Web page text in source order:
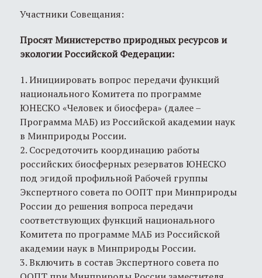
Участники Совещания:
Просят Министерство природных ресурсов и
экологии Российской Федерации:
1. Инициировать вопрос передачи функций
национального Комитета по программе
ЮНЕСКО «Человек и биосфера» (далее –
Программа МАБ) из Российской академии наук
в Минприроды России.
2. Сосредоточить координацию работы
российских биосферных резерватов ЮНЕСКО
под эгидой профильной Рабочей группы
Экспертного совета по ООПТ при Минприроды
России до решения вопроса передачи
соответствующих функций национального
Комитета по программе MАБ из Российской
академии наук в Минприроды России.
3. Включить в состав Экспертного совета по